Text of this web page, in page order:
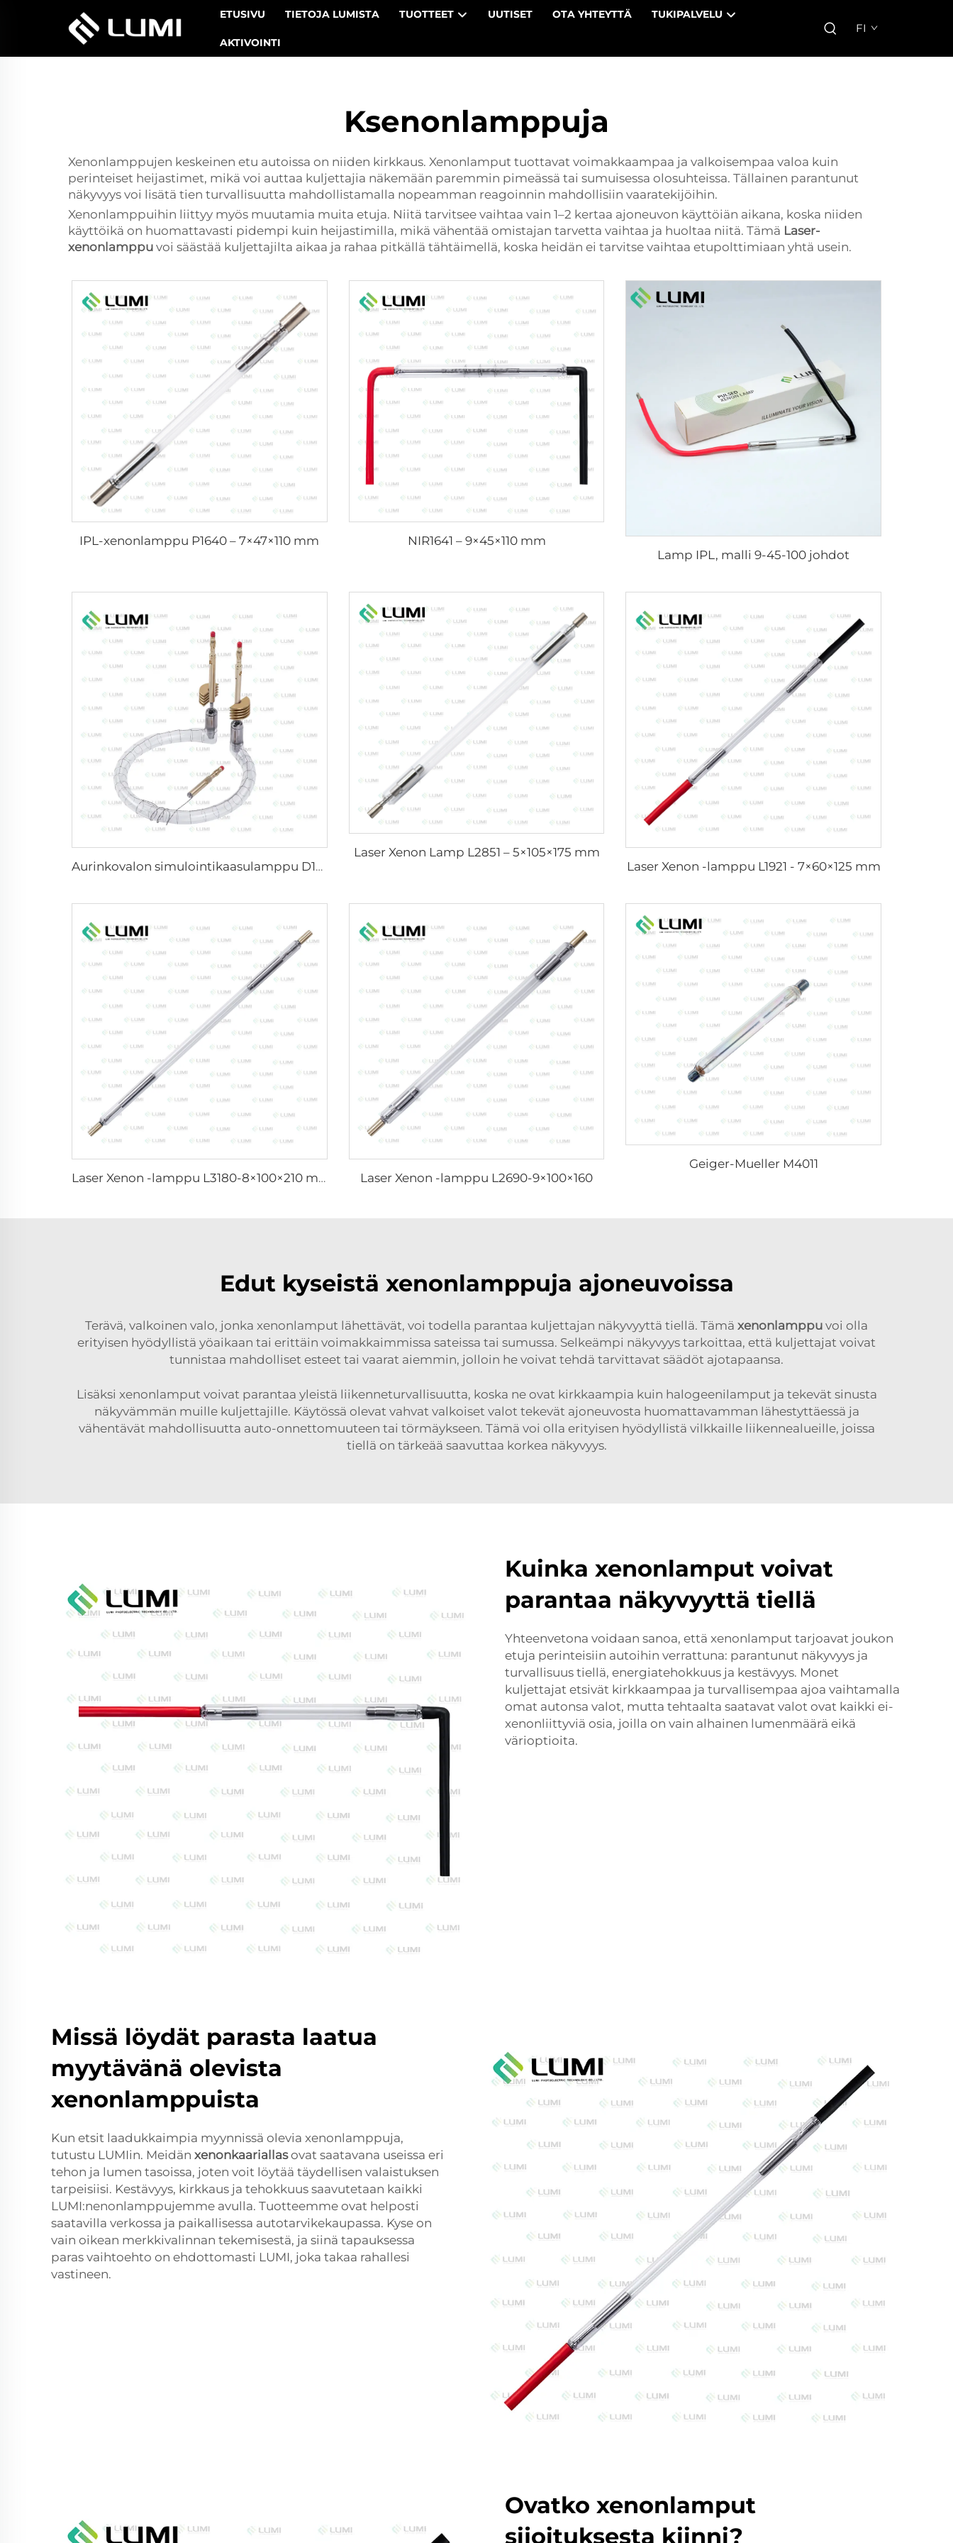
ETUSIVU TIETOJA LUMISTA TUOTTEET UUTISET OTA YHTEYTTÄ TUKIPALVELU
AKTIVOINTI
FI
Ksenonlamppuja
Xenonlamppujen keskeinen etu autoissa on niiden kirkkaus. Xenonlamput tuottavat voimakkaampaa ja valkoisempaa valoa kuin
perinteiset heijastimet, mikä voi auttaa kuljettajia näkemään paremmin pimeässä tai sumuisessa olosuhteissa. Tällainen parantunut
näkyvyys voi lisätä tien turvallisuutta mahdollistamalla nopeamman reagoinnin mahdollisiin vaaratekijöihin.
Xenonlamppuihin liittyy myös muutamia muita etuja. Niitä tarvitsee vaihtaa vain 1–2 kertaa ajoneuvon käyttöiän aikana, koska niiden
käyttöikä on huomattavasti pidempi kuin heijastimilla, mikä vähentää omistajan tarvetta vaihtaa ja huoltaa niitä. Tämä Laser-
xenonlamppu voi säästää kuljettajilta aikaa ja rahaa pitkällä tähtäimellä, koska heidän ei tarvitse vaihtaa etupolttimiaan yhtä usein.
IPL-xenonlamppu P1640 – 7×47×110 mm
NIR1641 – 9×45×110 mm
Lamp IPL, malli 9-45-100 johdot
Aurinkovalon simulointikaasulamppu D1200 – 10×110 mm
Laser Xenon Lamp L2851 – 5×105×175 mm
Laser Xenon -lamppu L1921 - 7×60×125 mm
Laser Xenon -lamppu L3180-8×100×210 mm Laser Xenon -lamppu L2690-9×100×160
Geiger-Mueller M4011
Edut kyseistä xenonlamppuja ajoneuvoissa
Terävä, valkoinen valo, jonka xenonlamput lähettävät, voi todella parantaa kuljettajan näkyvyyttä tiellä. Tämä xenonlamppu voi olla
erityisen hyödyllistä yöaikaan tai erittäin voimakkaimmissa sateissa tai sumussa. Selkeämpi näkyvyys tarkoittaa, että kuljettajat voivat
tunnistaa mahdolliset esteet tai vaarat aiemmin, jolloin he voivat tehdä tarvittavat säädöt ajotapaansa.
Lisäksi xenonlamput voivat parantaa yleistä liikenneturvallisuutta, koska ne ovat kirkkaampia kuin halogeenilamput ja tekevät sinusta
näkyvämmän muille kuljettajille. Käytössä olevat vahvat valkoiset valot tekevät ajoneuvosta huomattavamman lähestyttäessä ja
vähentävät mahdollisuutta auto-onnettomuuteen tai törmäykseen. Tämä voi olla erityisen hyödyllistä vilkkaille liikennealueille, joissa
tiellä on tärkeää saavuttaa korkea näkyvyys.
Kuinka xenonlamput voivat
parantaa näkyvyyttä tiellä
Yhteenvetona voidaan sanoa, että xenonlamput tarjoavat joukon
etuja perinteisiin autoihin verrattuna: parantunut näkyvyys ja
turvallisuus tiellä, energiatehokkuus ja kestävyys. Monet
kuljettajat etsivät kirkkaampaa ja turvallisempaa ajoa vaihtamalla
omat autonsa valot, mutta tehtaalta saatavat valot ovat kaikki ei-
xenonliittyviä osia, joilla on vain alhainen lumenmäärä eikä
värioptioita.
Missä löydät parasta laatua
myytävänä olevista
xenonlamppuista
Kun etsit laadukkaimpia myynnissä olevia xenonlamppuja,
tutustu LUMIin. Meidän xenonkaariallasovat saatavana useissa eri
tehon ja lumen tasoissa, joten voit löytää täydellisen valaistuksen
tarpeisiisi. Kestävyys, kirkkaus ja tehokkuus saavutetaan kaikki
LUMI:nenonlamppujemme avulla. Tuotteemme ovat helposti
saatavilla verkossa ja paikallisessa autotarvikekaupassa. Kyse on
vain oikean merkkivalinnan tekemisestä, ja siinä tapauksessa
paras vaihtoehto on ehdottomasti LUMI, joka takaa rahallesi
vastineen.
Ovatko xenonlamput
sijoituksesta kiinni?